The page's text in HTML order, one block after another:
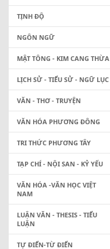
TỊNH ĐỘ
NGÔN NGỮ
MẬT TÔNG - KIM CANG THỪA
LỊCH SỬ - TIỂU SỬ - NGỮ LỤC
VĂN - THƠ - TRUYỆN
VĂN HÓA PHƯƠNG ĐÔNG
TRI THỨC PHƯƠNG TÂY
TẠP CHÍ - NỘI SAN - KỶ YẾU
VĂN HÓA -VĂN HỌC VIỆT
NAM
LUẬN VĂN - THESIS - TIỂU
LUẬN
TỰ ĐIỂN-TỪ ĐIỂN